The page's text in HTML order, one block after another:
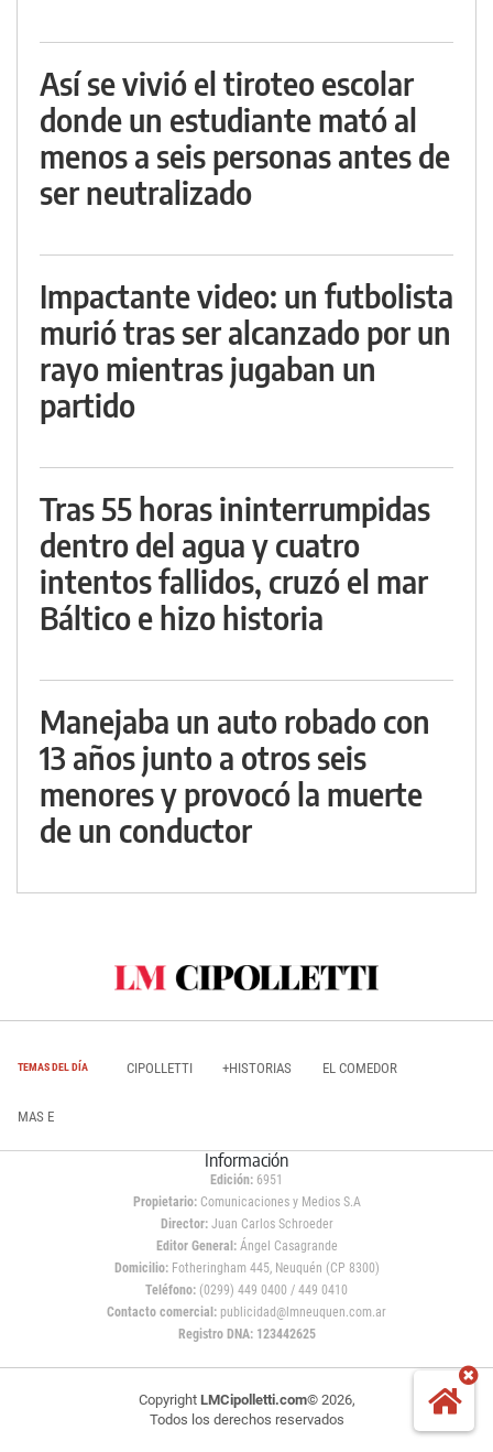
Así se vivió el tiroteo escolar
donde un estudiante mató al
menos a seis personas antes de
ser neutralizado
Impactante video: un futbolista
murió tras ser alcanzado por un
rayo mientras jugaban un
partido
Tras 55 horas ininterrumpidas
dentro del agua y cuatro
intentos fallidos, cruzó el mar
Báltico e hizo historia
Manejaba un auto robado con
13 años junto a otros seis
menores y provocó la muerte
de un conductor
TEMAS DEL DÍA CIPOLLETTI +HISTORIAS EL COMEDOR
MAS E
Información
Edición: 6951
Propietario:Comunicaciones y Medios S.A
Director: Juan Carlos Schroeder
Editor General:Ángel Casagrande
Domicilio:Fotheringham 445, Neuquén (CP 8300)
Teléfono: (0299) 449 0400 / 449 0410
Contacto comercial: publicidad@lmneuquen.com.ar
Registro DNA: 123442625
Copyright LMCipolletti.com© 2026,
Todos los derechos reservados